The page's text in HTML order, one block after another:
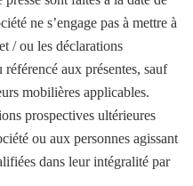
ne s’engage pas à mettre à
/ ou les déclarations
aux présentes, sauf
mobilières applicables.
prospectives ultérieures
ou aux personnes agissant
dans leur intégralité par